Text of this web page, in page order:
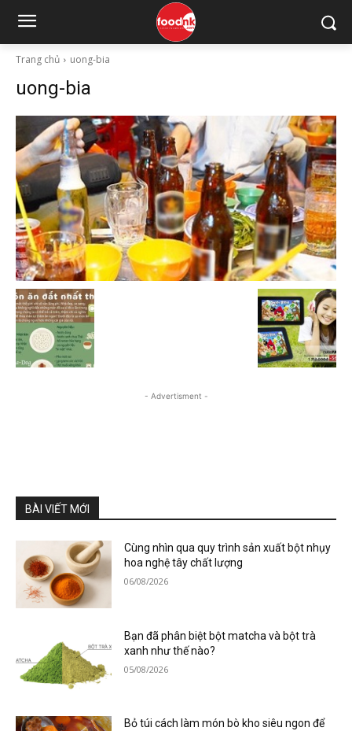
Trang chủ uong-bia
uong-bia
- Advertisment -
BÀI VIẾT MỚI
Cùng nhìn qua quy trình sản xuất bột nhụy
hoa nghệ tây chất lượng
06/08/2026
Bạn đã phân biệt bột matcha và bột trà
xanh như thế nào?
05/08/2026
Bỏ túi cách làm món bò kho siêu ngon để